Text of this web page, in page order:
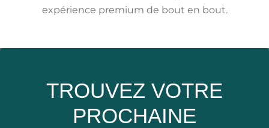
expérience premium de bout en bout.
TROUVEZ VOTRE
PROCHAINE